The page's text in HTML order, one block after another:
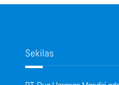
Sekilas